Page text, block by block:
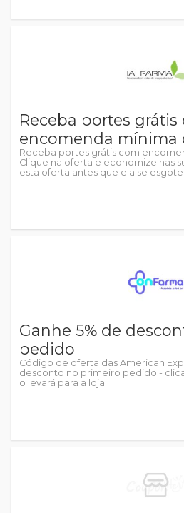
Receba portes grátis
encomenda mínima
Receba portes grátis com
Clique na oferta e economize nas
esta oferta antes que ela se esgote!
Ganhe 5% de
pedido
Código de oferta das American
desconto no primeiro pedido -
o levará para a loja.